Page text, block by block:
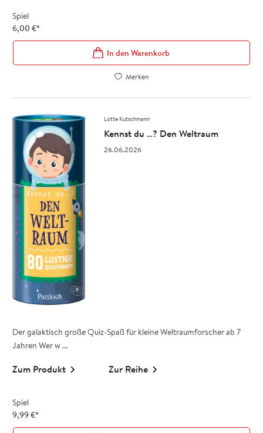
Spiel
6,00 €*
In den Warenkorb
Merken
Lotte Kutschmann
Kennst du …? Den Weltraum
26.06.2026
Der galaktisch große Quiz-Spaß für kleine Weltraumforscher ab 7
Jahren Wer w ...
Zum Produkt Zur Reihe
Spiel
9,99€*